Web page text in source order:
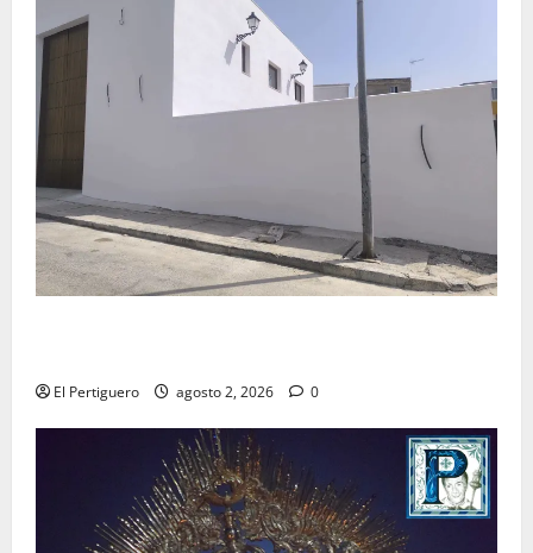
El Pertiguero agosto 2, 2026 0